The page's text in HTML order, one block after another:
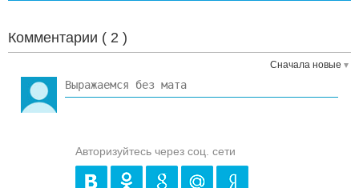
Комментарии ( 2 )
Сначала новые
Авторизуйтесь через соц. сети